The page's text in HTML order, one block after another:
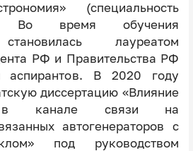
(специальность
Во время обучения
лауреатом
РФ и Правительства РФ
аспирантов. В 2020 году
диссертацию «Влияние
в канале связи на
автогенераторов с
под руководством